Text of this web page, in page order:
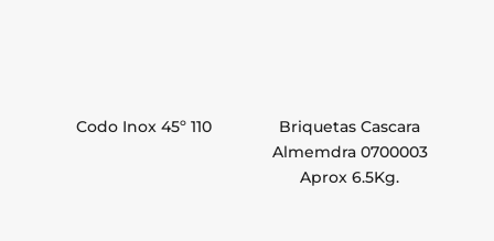
Codo Inox 45º 110
Briquetas Cascara
Almemdra 0700003
Aprox 6.5Kg.